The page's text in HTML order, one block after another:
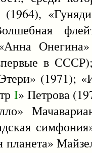
(1964),
в
(1971);
I» Петрова
планета»